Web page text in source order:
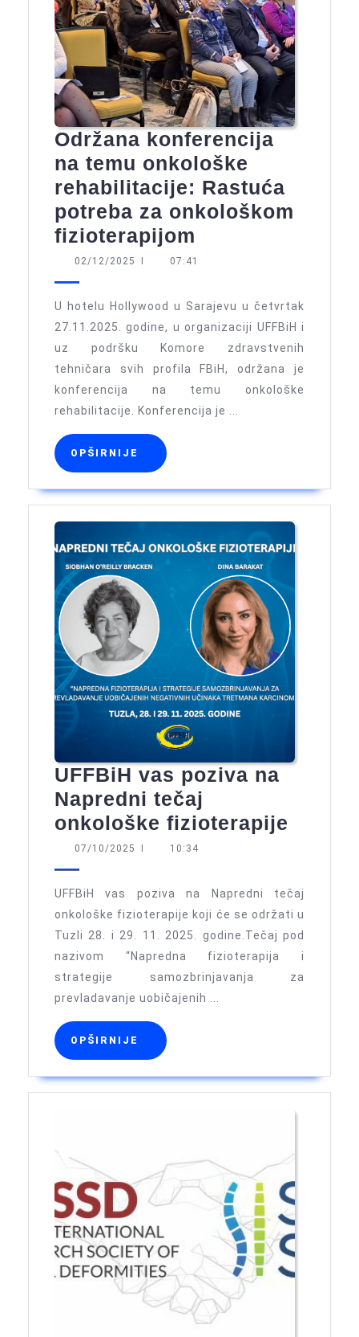
Održana konferencija
na temu onkološke
rehabilitacije: Rastuća
potreba za onkološkom
fizioterapijom
konferencija
temu
onkološke
rehabilitacije:
Rastuća
potreba
02/12/2025 02/12/2025
07:41
U hotelu Hollywood u Sarajevu u četvrtak
27.11.2025. godine, u organizaciji UFFBiH i
uz podršku Komore zdravstvenih
tehničara svih profila FBiH, održana je
konferencija na temu onkološke
rehabilitacije. Konferencija je ...
OPŠIRNIJE OPŠIRNIJE
UFFBiH vas poziva na
Napredni tečaj
onkološke fizioterapije
na
tečaj
07/10/2025 07/10/2025
10:34
UFFBiH vas poziva na Napredni tečaj
onkološke fizioterapije koji će se održati u
Tuzli 28. i 29. 11. 2025. godine.Tečaj pod
nazivom “Napredna fizioterapija i
strategije samozbrinjavanja za
prevladavanje uobičajenih ...
OPŠIRNIJE OPŠIRNIJE